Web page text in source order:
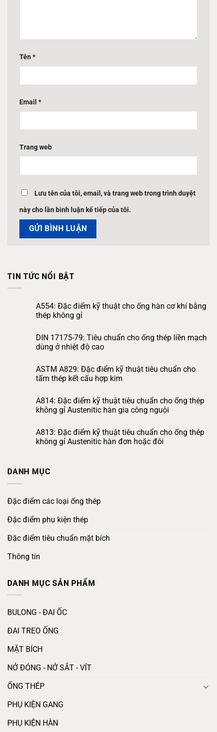
Tên *
Email *
Trang web
Lưu tên của tôi, email, và trang web trong trình duyệt
này cho lần bình luận kế tiếp của tôi.
TIN TỨC NỔI BẬT
A554: Đặc điểm kỹ thuật cho ống hàn cơ khí bằng
thép không gỉ
DIN 17175-79: Tiêu chuẩn cho ống thép liền mạch
dùng ở nhiệt độ cao
ASTM A829: Đặc điểm kỹ thuật tiêu chuẩn cho
tấm thép kết cấu hợp kim
A814: Đặc điểm kỹ thuật tiêu chuẩn cho ống thép
không gỉ Austenitic hàn gia công nguội
A813: Đặc điểm kỹ thuật tiêu chuẩn cho ống thép
không gỉ Austenitic hàn đơn hoặc đôi
DANH MỤC
Đặc điểm các loại ống thép
Đặc điểm phụ kiện thép
Đặc điểm tiêu chuẩn mặt bích
Thông tin
DANH MỤC SẢN PHẨM
BULONG - ĐAI ỐC
ĐAI TREO ỐNG
MẶT BÍCH
NỞ ĐÓNG - NỞ SẮT - VÍT
ỐNG THÉP
PHỤ KIỆN GANG
PHỤ KIỆN HÀN